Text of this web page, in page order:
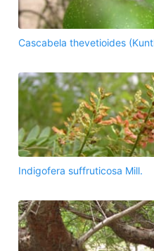
Cascabela thevetioides
Indigofera suffruticosa Mill.